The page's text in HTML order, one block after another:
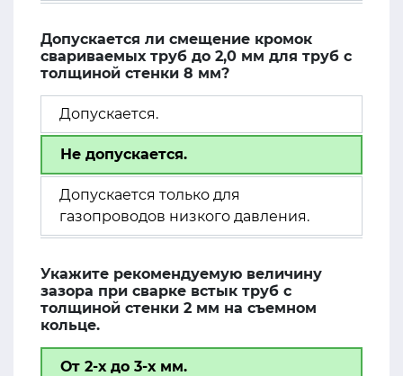
Допускается ли смещение кромок
свариваемых труб до 2,0 мм для труб с
толщиной стенки 8 мм?
Допускается.
Не допускается.
Допускается только для
газопроводов низкого давления.
Укажите рекомендуемую величину
зазора при сварке встык труб с
толщиной стенки 2 мм на съемном
кольце.
От 2-х до 3-х мм.